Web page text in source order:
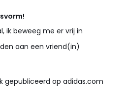
ik beweeg me er vrij in
aan een vriend(in)
gepubliceerd op adidas.com